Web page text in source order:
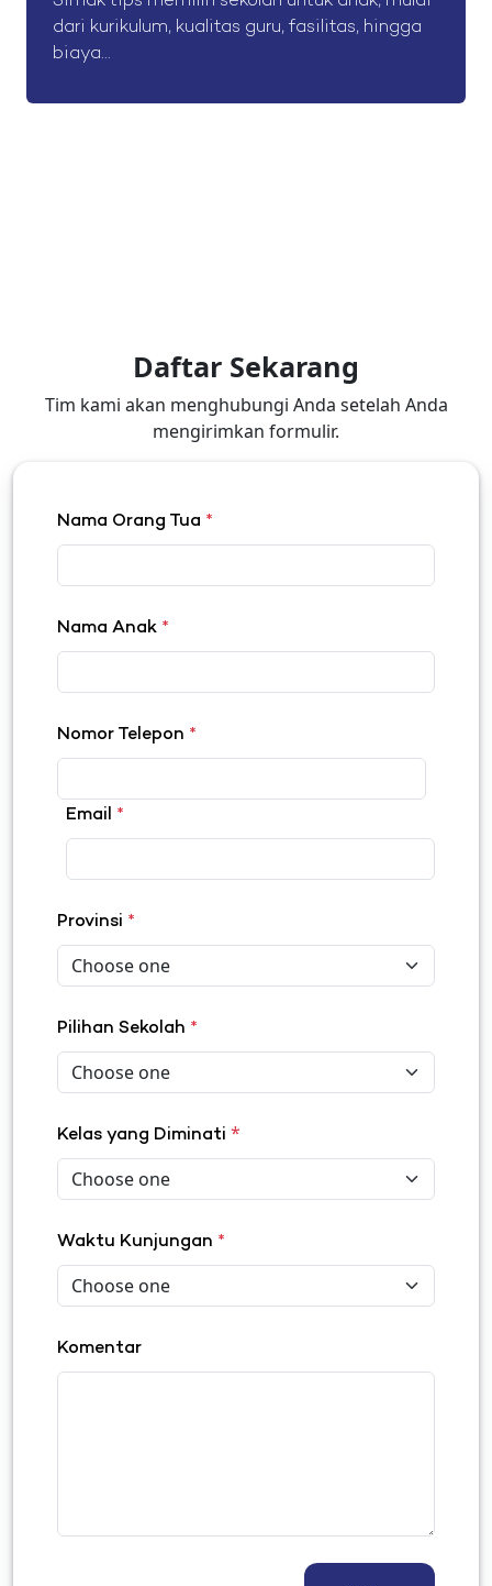
dari kurikulum, kualitas guru, fasilitas, hingga
biaya...
Daftar Sekarang
Tim kami akan menghubungi Anda setelah Anda
mengirimkan formulir.
Nama Orang Tua *
Nama Anak *
Nomor Telepon *
Email *
Provinsi *
Pilihan Sekolah *
Kelas yang Diminati *
Waktu Kunjungan *
Komentar